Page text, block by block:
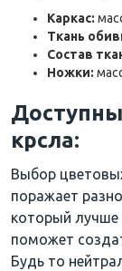
Каркас:
Ткань
Состав
Ножки:
крсла:
Выбор
поражает
который лучше
поможет
Будь то